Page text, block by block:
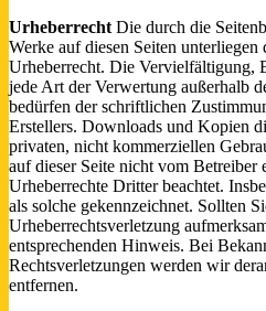
Urheberrecht Die durch die
Werke auf diesen Seiten unterliegen
Urheberrecht. Die Vervielfältigung,
jede Art der Verwertung außerhalb
bedürfen der schriftlichen
Erstellers. Downloads und Kopien
privaten, nicht kommerziellen
auf dieser Seite nicht vom Betreiber
Urheberrechte Dritter beachtet.
als solche gekennzeichnet. Sollten
Urheberrechtsverletzung
entsprechenden Hinweis. Bei
Rechtsverletzungen werden wir
entfernen.